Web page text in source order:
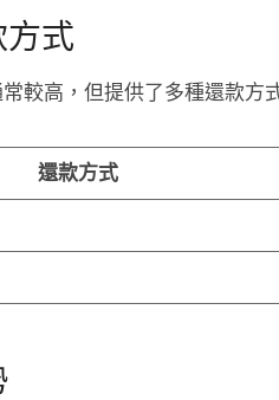
式
較高，但提供了多種還款方
還款方式